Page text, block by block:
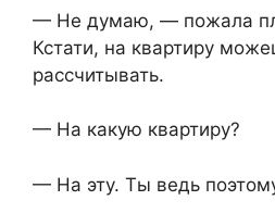
— Не думаю, — пожала
Кстати, на квартиру
рассчитывать.
— На какую квартиру?
— На эту. Ты ведь